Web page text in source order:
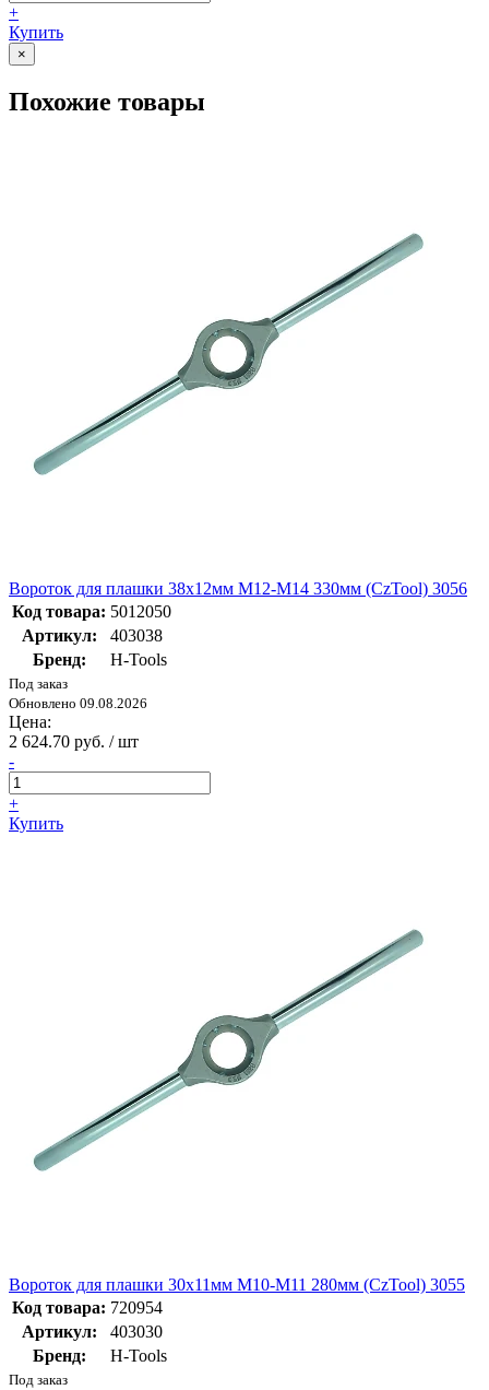
+
Купить
×
Похожие товары
Вороток для плашки 38х12мм М12-М14 330мм (CzTool) 3056
Код товара: 5012050
Артикул:
403038
Бренд:
H-Tools
Под заказ
Обновлено 09.08.2026
Цена:
2 624.70 руб. / шт
-
+
Купить
Вороток для плашки 30х11мм М10-М11 280мм (CzTool) 3055
Код товара: 720954
Артикул:
403030
Бренд:
H-Tools
Под заказ